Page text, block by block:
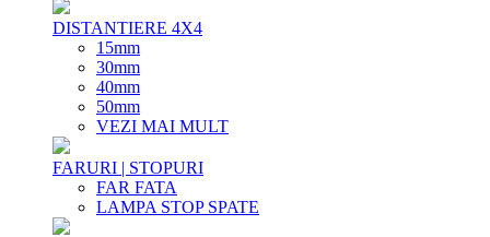
DISTANTIERE 4X4
15mm
30mm
40mm
50mm
VEZI MAI MULT
FARURI | STOPURI
FAR FATA
LAMPA STOP SPATE